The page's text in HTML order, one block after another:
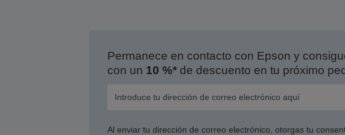
Permanece en contacto con Epson y
con un 10 %*de descuento en tu próximo
Al enviar tu dirección de correo electrónico, otorgas tu